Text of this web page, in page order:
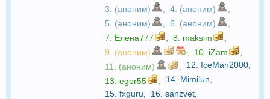
3. (аноним)
4. (аноним)
5. (аноним)
6. (аноним)
7. Елена777 8. maksim
9. (аноним)
10. iZam
11. (аноним)
12. IceMan2000
13. egor55 14. Mimilun
15. fxguru 16. sanzvet